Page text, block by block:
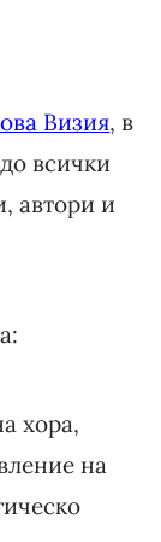
Визия, в
всички
автори и
хора,
на